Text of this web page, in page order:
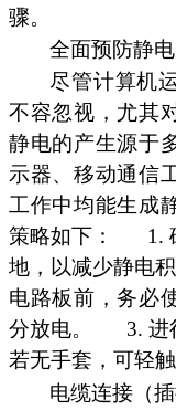
骤。
全面预防静电
尽管计算机
不容忽视，尤其
静电的产生源于
示器、移动通信
工作中均能生成
策略如下：
1.
地，以减少静电积
电路板前，务必
分放电。
3. 进
若无手套，可轻
电缆连接（插